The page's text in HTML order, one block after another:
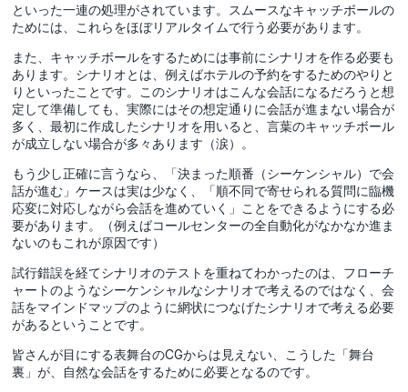
といった一連の処理がされています。スムースなキャッチボールの
ためには、これらをほぼリアルタイムで行う必要があります。
また、キャッチボールをするためには事前にシナリオを作る必要も
あります。シナリオとは、例えばホテルの予約をするためのやりと
りといったことです。このシナリオはこんな会話になるだろうと想
定して準備しても、実際にはその想定通りに会話が進まない場合が
多く、最初に作成したシナリオを用いると、言葉のキャッチボール
が成立しない場合が多々あります（涙）。
もう少し正確に言うなら、「決まった順番（シーケンシャル）で会
話が進む」ケースは実は少なく、「順不同で寄せられる質問に臨機
応変に対応しながら会話を進めていく」ことをできるようにする必
要があります。（例えばコールセンターの全自動化がなかなか進ま
ないのもこれが原因です）
試行錯誤を経てシナリオのテストを重ねてわかったのは、フローチ
ャートのようなシーケンシャルなシナリオで考えるのではなく、会
話をマインドマップのように網状につなげたシナリオで考える必要
があるということです。
皆さんが目にする表舞台のCGからは見えない、こうした「舞台
裏」が、自然な会話をするために必要となるのです。